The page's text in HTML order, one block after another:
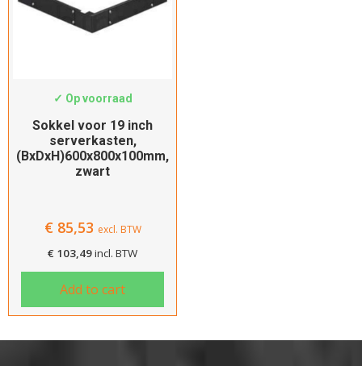
✓ Op voorraad
Sokkel voor 19 inch
serverkasten,
(BxDxH)600x800x100mm,
zwart
€85,53 excl. BTW
€ 103,49incl. BTW
Add to cart